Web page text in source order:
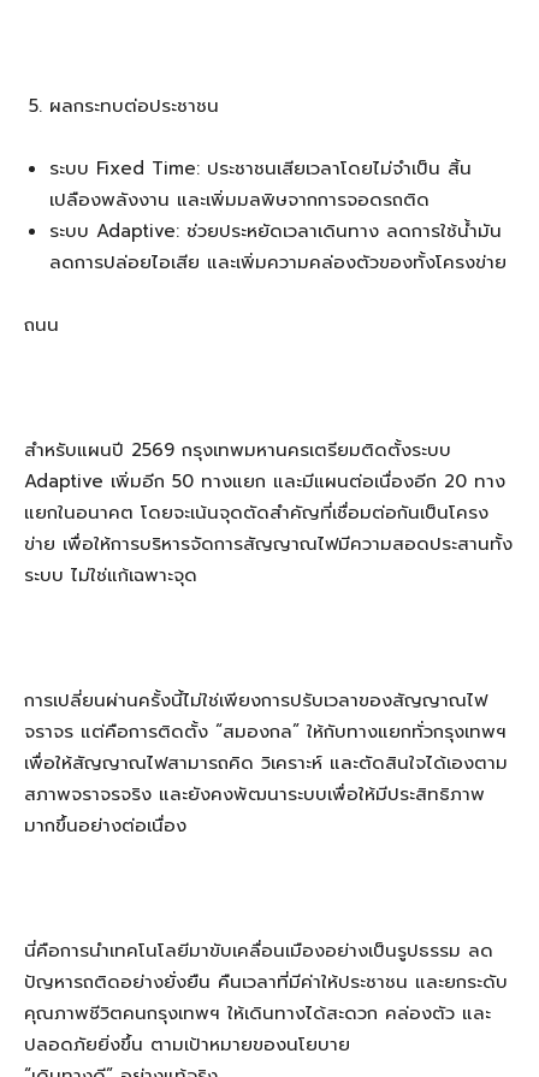
ผลกระทบต่อประชาชน
ระบบ Fixed Time: ประชาชนเสียเวลาโดยไม่จำเป็น สิ้น
เปลืองพลังงาน และเพิ่มมลพิษจากการจอดรถติด
ระบบ Adaptive: ช่วยประหยัดเวลาเดินทาง ลดการใช้น้ำมัน
ลดการปล่อยไอเสีย และเพิ่มความคล่องตัวของทั้งโครงข่าย
ถนน
สำหรับแผนปี 2569 กรุงเทพมหานครเตรียมติดตั้งระบบ
Adaptive เพิ่มอีก 50 ทางแยก และมีแผนต่อเนื่องอีก 20 ทาง
แยกในอนาคต โดยจะเน้นจุดตัดสำคัญที่เชื่อมต่อกันเป็นโครง
ข่าย เพื่อให้การบริหารจัดการสัญญาณไฟมีความสอดประสานทั้ง
ระบบ ไม่ใช่แก้เฉพาะจุด
การเปลี่ยนผ่านครั้งนี้ไม่ใช่เพียงการปรับเวลาของสัญญาณไฟ
จราจร แต่คือการติดตั้ง “สมองกล” ให้กับทางแยกทั่วกรุงเทพฯ
เพื่อให้สัญญาณไฟสามารถคิด วิเคราะห์ และตัดสินใจได้เองตาม
สภาพจราจรจริง และยังคงพัฒนาระบบเพื่อให้มีประสิทธิภาพ
มากขึ้นอย่างต่อเนื่อง
นี่คือการนำเทคโนโลยีมาขับเคลื่อนเมืองอย่างเป็นรูปธรรม ลด
ปัญหารถติดอย่างยั่งยืน คืนเวลาที่มีค่าให้ประชาชน และยกระดับ
คุณภาพชีวิตคนกรุงเทพฯ ให้เดินทางได้สะดวก คล่องตัว และ
ปลอดภัยยิ่งขึ้น ตามเป้าหมายของนโยบาย